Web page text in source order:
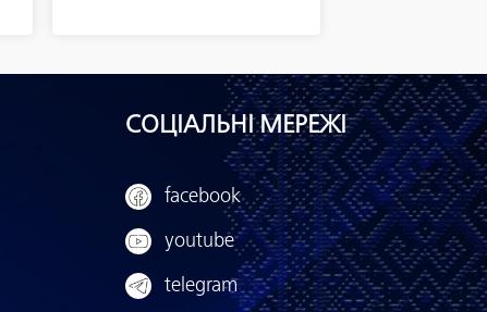
СОЦІАЛЬНІ МЕРЕЖІ
facebook
youtube
telegram